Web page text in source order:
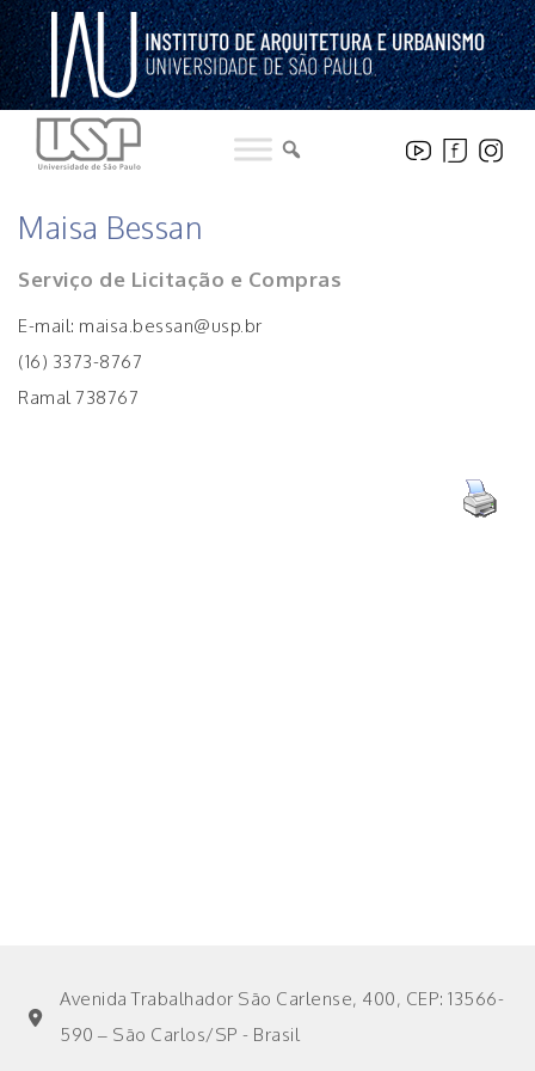
Pular
para
o
conteúdo
Maisa Bessan
Serviço de Licitação e Compras
E-mail: maisa.bessan@usp.br
(16) 3373-8767
Ramal 738767
Avenida Trabalhador São Carlense, 400, CEP: 13566-
590 – São Carlos/SP - Brasil